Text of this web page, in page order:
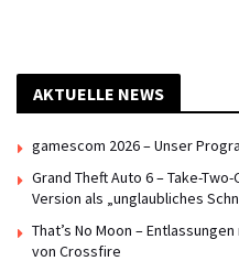
AKTUELLE NEWS
gamescom 2026 – Unser
Grand Theft Auto 6 – Take-
Version als „unglaubliches
That’s No Moon –
von Crossfire